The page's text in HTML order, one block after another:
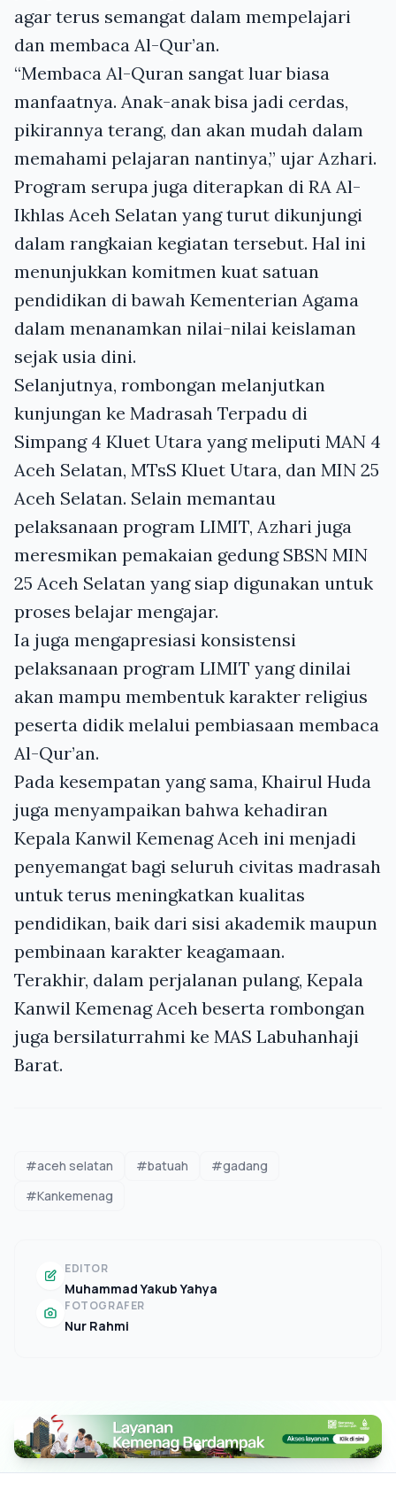
agar terus semangat dalam mempelajari
dan membaca Al-Qur’an.
“Membaca Al-Quran sangat luar biasa
manfaatnya. Anak-anak bisa jadi cerdas,
pikirannya terang, dan akan mudah dalam
memahami pelajaran nantinya,” ujar Azhari.
Program serupa juga diterapkan di RA Al-
Ikhlas Aceh Selatan yang turut dikunjungi
dalam rangkaian kegiatan tersebut. Hal ini
menunjukkan komitmen kuat satuan
pendidikan di bawah Kementerian Agama
dalam menanamkan nilai-nilai keislaman
sejak usia dini.
Selanjutnya, rombongan melanjutkan
kunjungan ke Madrasah Terpadu di
Simpang 4 Kluet Utara yang meliputi MAN 4
Aceh Selatan, MTsS Kluet Utara, dan MIN 25
Aceh Selatan. Selain memantau
pelaksanaan program LIMIT, Azhari juga
meresmikan pemakaian gedung SBSN MIN
25 Aceh Selatan yang siap digunakan untuk
proses belajar mengajar.
Ia juga mengapresiasi konsistensi
pelaksanaan program LIMIT yang dinilai
akan mampu membentuk karakter religius
peserta didik melalui pembiasaan membaca
Al-Qur’an.
Pada kesempatan yang sama, Khairul Huda
juga menyampaikan bahwa kehadiran
Kepala Kanwil Kemenag Aceh ini menjadi
penyemangat bagi seluruh civitas madrasah
untuk terus meningkatkan kualitas
pendidikan, baik dari sisi akademik maupun
pembinaan karakter keagamaan.
Terakhir, dalam perjalanan pulang, Kepala
Kanwil Kemenag Aceh beserta rombongan
juga bersilaturrahmi ke MAS Labuhanhaji
Barat.
#aceh selatan #batuah
#gadang
#Kankemenag
EDITOR
Muhammad Yakub Yahya
FOTOGRAFER
Nur Rahmi